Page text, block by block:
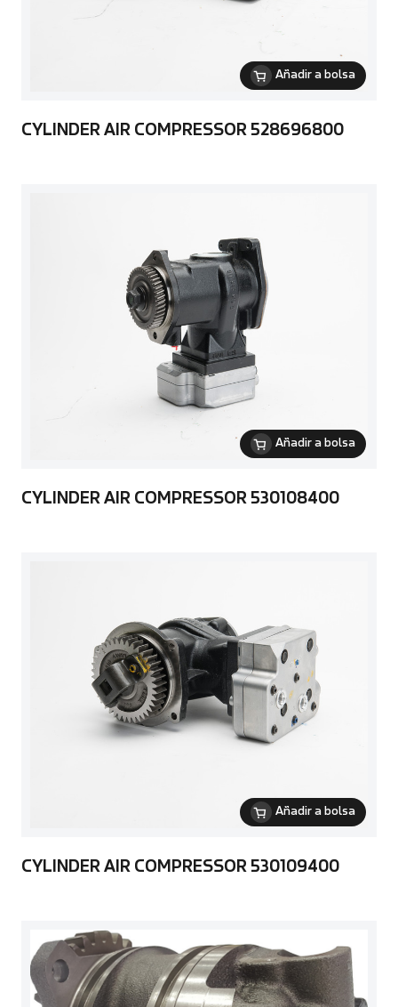
Añadir a bolsa
CYLINDER AIR COMPRESSOR 528696800
Añadir a bolsa
CYLINDER AIR COMPRESSOR 530108400
Añadir a bolsa
CYLINDER AIR COMPRESSOR 530109400